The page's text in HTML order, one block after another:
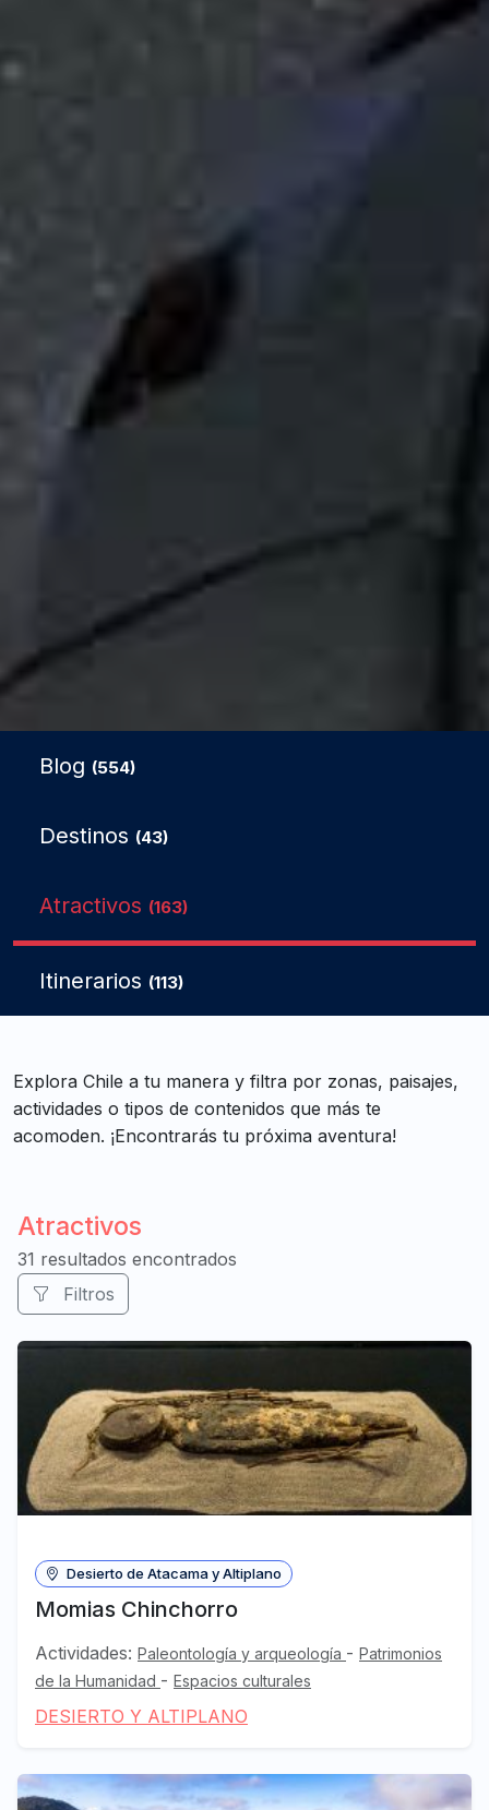
Blog (554)
Destinos (43)
Atractivos (163)
Itinerarios (113)
Explora Chile a tu manera y filtra por zonas, paisajes,
actividades o tipos de contenidos que más te
acomoden. ¡Encontrarás tu próxima aventura!
Atractivos
31 resultados encontrados
Filtros
Desierto de Atacama y Altiplano
Momias Chinchorro
Actividades: Paleontología y arqueología - Patrimonios
de la Humanidad - Espacios culturales
DESIERTO Y ALTIPLANO